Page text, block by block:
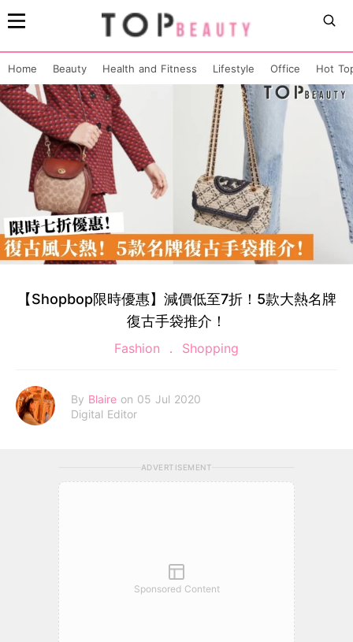
Home Beauty Health and Fitness Lifestyle Office Hot
【Shopbop限時優惠】減價低至7折！5款大熱名牌
復古手袋推介！
Fashion Shopping
By Blaire on 05 Jul 2020
Digital Editor
ADVERTISEMENT
Sponsored Content